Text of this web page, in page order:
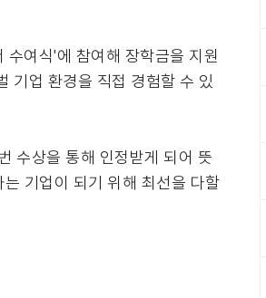
여식'에 참여해 장학금을 지원
기업 환경을 직접 경험할 수 있
수상을 통해 인정받게 되어 뜻
기업이 되기 위해 최선을 다할